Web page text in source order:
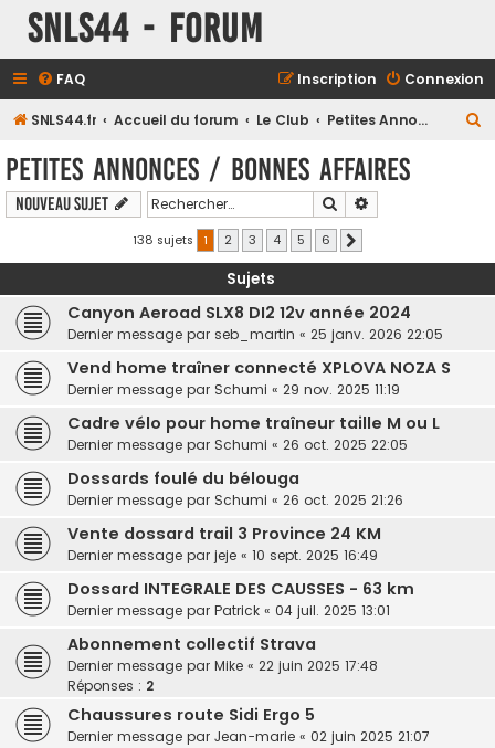
SNLS44 - Forum
FAQ Connexion
Inscription
SNLS44.fr Accueil du forum Le Club Petites Annonces / Bonnes Affaires
r
c
Petites Annonces / Bonnes Affaires
Nouveau sujet Rechercher
138 sujets 1 2 3 4 5 6
Sujets
Canyon Aeroad SLX8 DI2 12v année 2024
Dernier message par seb_martin « 25 janv. 2026 22:05
Vend home traîner connecté XPLOVA NOZA S
Dernier message par Schumi « 29 nov. 2025 11:19
Cadre vélo pour home traîneur taille M ou L
Dernier message par Schumi « 26 oct. 2025 22:05
Dossards foulé du bélouga
Dernier message par Schumi « 26 oct. 2025 21:26
Vente dossard trail 3 Province 24 KM
Dernier message par jeje « 10 sept. 2025 16:49
Dossard INTEGRALE DES CAUSSES - 63 km
Dernier message par Patrick « 04 juil. 2025 13:01
Abonnement collectif Strava
Dernier message par Mike « 22 juin 2025 17:48
Réponses : 2
Chaussures route Sidi Ergo 5
Dernier message par Jean-marie « 02 juin 2025 21:07